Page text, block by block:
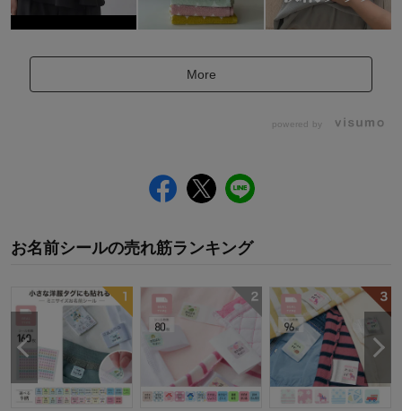
More
powered by
お名前シールの売れ筋ランキング